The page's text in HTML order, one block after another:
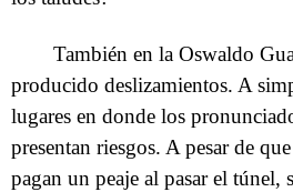
También en la Oswaldo
producido deslizamientos. A
lugares en donde los
presentan riesgos. A pesar de
pagan un peaje al pasar el túnel,